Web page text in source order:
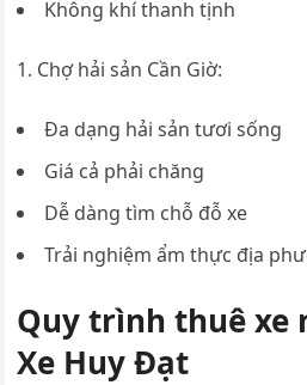
Không khí thanh tịnh
Chợ hải sản Cần Giờ:
Đa dạng hải sản tươi sống
Giá cả phải chăng
Dễ dàng tìm chỗ đỗ xe
Trải nghiệm ẩm thực địa
Quy trình thuê xe
Xe Huy Đạt